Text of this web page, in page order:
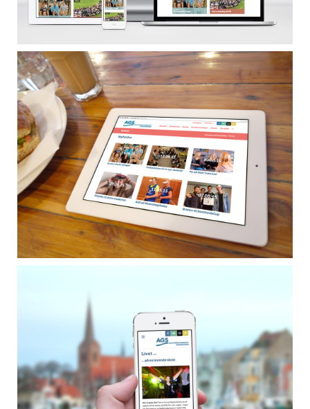
I korte træk
Layout og design af repsonsive webside
Integration af layout i CMS
Kursus i brug af CMS
Hosting
Kunde
Alssundgymnasiet Sønderborg
Grundtvigs Allé 86
6400 Sønderborg